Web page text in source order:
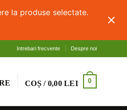
la produse selectate.
Intrebari frecvente Despre noi
COȘ / 0,00LEI 0